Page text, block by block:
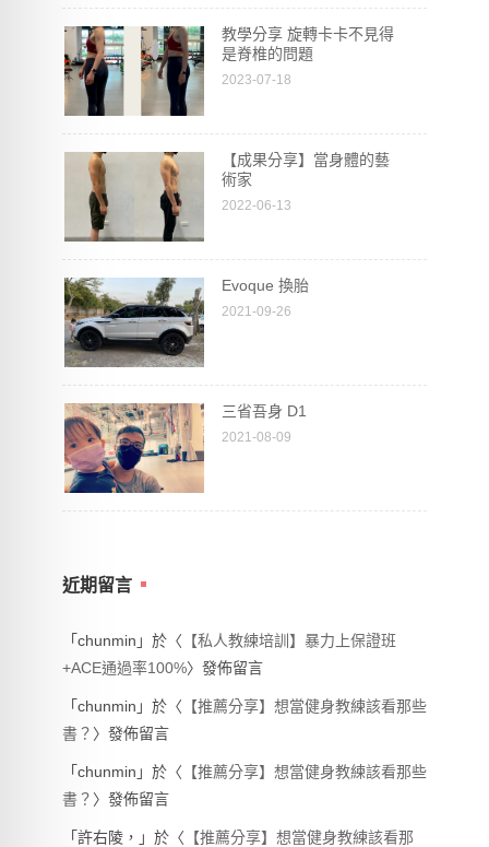
教學分享 旋轉卡卡不見得
是脊椎的問題
2023-07-18
【成果分享】當身體的藝
術家
2022-06-13
Evoque 換胎
2021-09-26
三省吾身 D1
2021-08-09
近期留言
「chunmin 」於〈 【私人教練培訓】暴力上保證班
+ACE通過率100%〉發佈留言
「chunmin 」於〈 【推薦分享】想當健身教練該看那些
書？ 〉發佈留言
「chunmin 」於〈 【推薦分享】想當健身教練該看那些
書？ 〉發佈留言
「許右陵， 」於〈 【推薦分享】想當健身教練該看那